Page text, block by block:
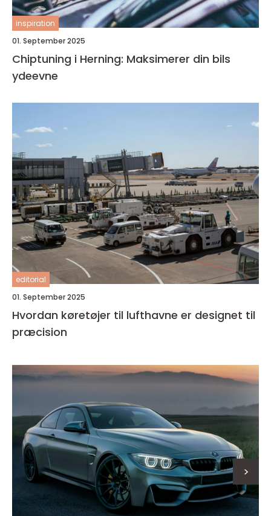
inspiration
01. September 2025
Chiptuning i Herning: Maksimerer din bils
ydeevne
editorial
01. September 2025
Hvordan køretøjer til lufthavne er designet til
præcision
>